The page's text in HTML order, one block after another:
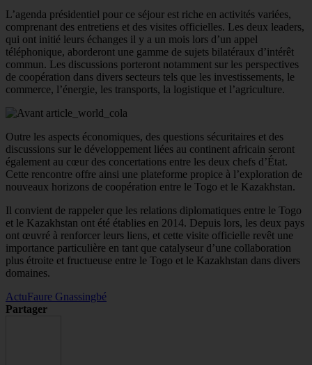
L’agenda présidentiel pour ce séjour est riche en activités variées,
comprenant des entretiens et des visites officielles. Les deux leaders,
qui ont initié leurs échanges il y a un mois lors d’un appel
téléphonique, aborderont une gamme de sujets bilatéraux d’intérêt
commun. Les discussions porteront notamment sur les perspectives
de coopération dans divers secteurs tels que les investissements, le
commerce, l’énergie, les transports, la logistique et l’agriculture.
Outre les aspects économiques, des questions sécuritaires et des
discussions sur le développement liées au continent africain seront
également au cœur des concertations entre les deux chefs d’État.
Cette rencontre offre ainsi une plateforme propice à l’exploration de
nouveaux horizons de coopération entre le Togo et le Kazakhstan.
Il convient de rappeler que les relations diplomatiques entre le Togo
et le Kazakhstan ont été établies en 2014. Depuis lors, les deux pays
ont œuvré à renforcer leurs liens, et cette visite officielle revêt une
importance particulière en tant que catalyseur d’une collaboration
plus étroite et fructueuse entre le Togo et le Kazakhstan dans divers
domaines.
ActuFaure Gnassingbé
Partager